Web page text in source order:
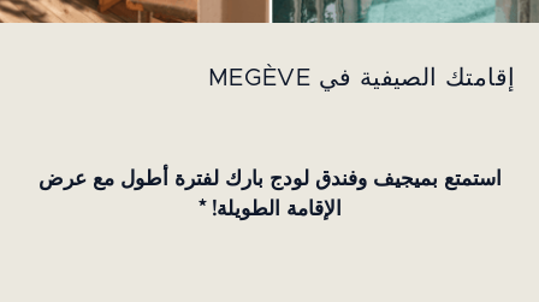
إقامتك الصيفية في MEGÈVE
استمتع بميجيف وفندق لودج بارك لفترة أطول مع عرض
الإقامة الطويلة! *